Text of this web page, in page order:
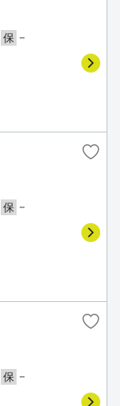
保 －
保 －
保 －